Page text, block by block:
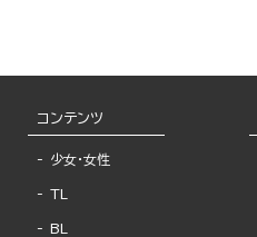
コンテンツ
少女・女性
TL
BL